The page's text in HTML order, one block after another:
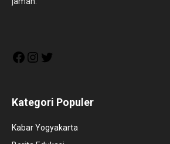
FacebookInstagram
Kategori Populer
Kabar Yogyakarta